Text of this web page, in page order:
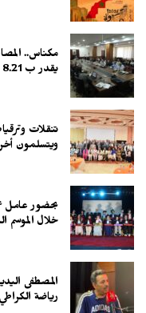
يقدر ب 8.21 مليون درهم
تنقلات
ويتسلمون
بحضور عامل
خلال الموسم
المصطفى
رياضة